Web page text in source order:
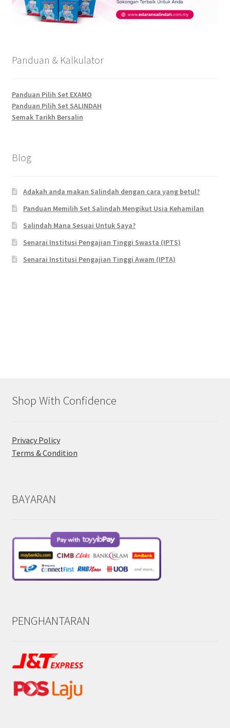
Panduan & Kalkulator
Panduan Pilih Set EXAMO
Panduan Pilih Set SALINDAH
Semak Tarikh Bersalin
Blog
Adakah anda makan Salindah dengan cara yang betul?
Panduan Memilih Set Salindah Mengikut Usia Kehamilan
Salindah Mana Sesuai Untuk Saya?
Senarai Institusi Pengajian Tinggi Swasta (IPTS)
Senarai Institusi Pengajian Tinggi Awam (IPTA)
Shop With Confidence
Privacy Policy
Terms & Condition
BAYARAN
PENGHANTARAN